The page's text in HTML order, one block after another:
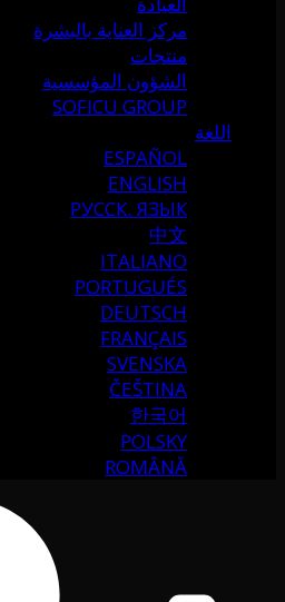
مركز العناية بالبشرة
منتجات
الشؤون المؤسسية
SOFICU GROUP
اللغة
ESPAÑOL
ENGLISH
РУССК. ЯЗЫК
中文
ITALIANO
PORTUGUÉS
DEUTSCH
FRANÇAIS
SVENSKA
ČEŠTINA
한국어
POLSKY
ROMÂNĂ